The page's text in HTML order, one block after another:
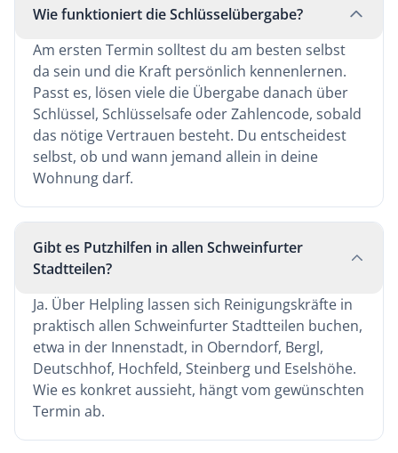
Wie funktioniert die Schlüsselübergabe?
Am ersten Termin solltest du am besten selbst
da sein und die Kraft persönlich kennenlernen.
Passt es, lösen viele die Übergabe danach über
Schlüssel, Schlüsselsafe oder Zahlencode, sobald
das nötige Vertrauen besteht. Du entscheidest
selbst, ob und wann jemand allein in deine
Wohnung darf.
Gibt es Putzhilfen in allen Schweinfurter
Stadtteilen?
Ja. Über Helpling lassen sich Reinigungskräfte in
praktisch allen Schweinfurter Stadtteilen buchen,
etwa in der Innenstadt, in Oberndorf, Bergl,
Deutschhof, Hochfeld, Steinberg und Eselshöhe.
Wie es konkret aussieht, hängt vom gewünschten
Termin ab.